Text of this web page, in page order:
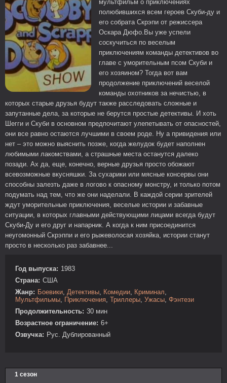
мультфильм о приключениях
полюбившихся всем героев Скуби-ду и
его собрата Скрэпи от режиссера
Оскара Дюфо.Вы уже успели
соскучиться по веселым
приключениям команды детективов во
главе с уморительным псом Скуби и
его хозяином? Тогда вот вам
продолжение приключений веселой
команды охотников за нечистью, в
которых старые друзья будут также расследовать сложные и
запутанные дела, за которые не берутся простые детективы. И хоть
Шегги и Скуби в основном предпочитают улепетывать от опасностей,
они все равно остаются лучшими в своем роде. Ну а привидения или
нет – это можно выяснить позже, когда желудок будет наполнен
любимыми лакомствами, а страшные места останутся далеко
позади. Ах да, еще, конечно, верные друзья просто обожают
всевозможные вкусняшки. За сухарики или мясные консервы они
способны залезть даже в логово к опасному монстру, и только потом
подумать над тем, что же они наделали. В каждой серии зрителей
ждут уморительные приключения, веселые истории и забавные
ситуации, в которых главными действующими лицами всегда будут
Скуби-Ду и его друг и напарник. А когда к ним присоединится
неугомонный Скрэппи и его рыжеволосая хозяйка, истории станут
просто в несколько раз забавнее...
Год выпуска: 1983
Страна: США
Жанр: Боевики, Детективы, Комедии, Криминал,
Мультфильмы, Приключения, Триллеры, Ужасы, Фэнтези
Продолжительность: 30 мин
Возрастное ограничение: 6+
Озвучка: Рус. Дублированный
1 сезон